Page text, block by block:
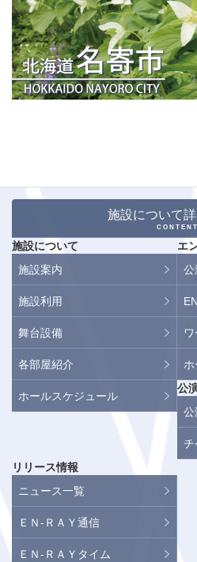
施設について
CONTENT
施設について
施設案内
施設利用
舞台設備
各部屋紹介
ホールスケジュール
エ
公
公
公
チ
リリース情報
ニュース一覧
ＥＮ-ＲＡＹ通信
ＥＮ-ＲＡＹタイム